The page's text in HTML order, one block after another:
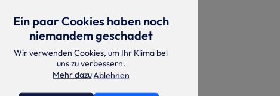
Ein paar Cookies haben noch
niemandem geschadet
Wir verwenden Cookies, um Ihr Klima bei
uns zu verbessern.
Mehr dazuAblehnen